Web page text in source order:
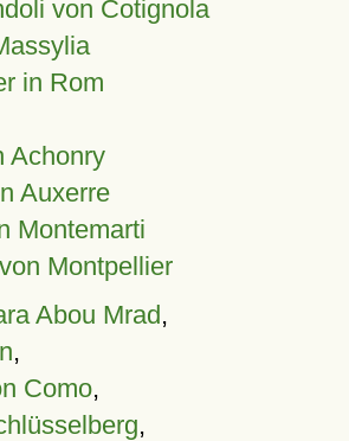
von Cotignola
in Rom
Achonry
Auxerre
Montemarti
Montpellier
Abou Mrad,
,
Como,
,